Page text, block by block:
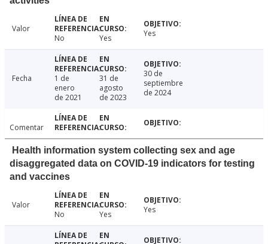
Valor
No
Yes Yes
Fecha
1 de
enero
de 2021
31 de
agosto
de 2023
30 de
septiembre
de 2024
Comentar
Health information system collecting sex and age
disaggregated data on COVID-19 indicators for testing
and vaccines
Valor
No
Yes Yes